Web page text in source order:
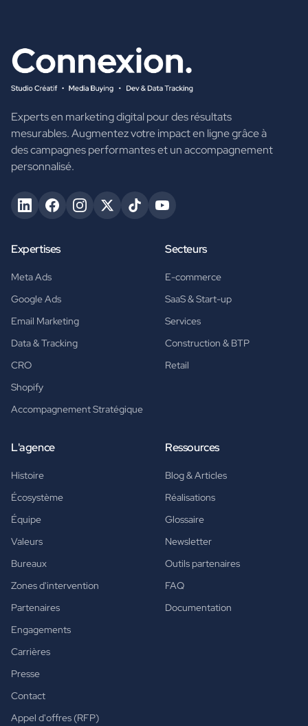
Experts en marketing digital pour des résultats
mesurables. Augmentez votre impact en ligne grâce à
des campagnes performantes et un accompagnement
personnalisé.
Expertises
Meta Ads
Google Ads
Email Marketing
Data & Tracking
CRO
Shopify
Accompagnement Stratégique
Secteurs
E-commerce
SaaS & Start-up
Services
Construction & BTP
Retail
L'agence
Histoire
Écosystème
Équipe
Valeurs
Bureaux
Zones d'intervention
Partenaires
Engagements
Carrières
Presse
Contact
Appel d'offres (RFP)
Ressources
Blog & Articles
Réalisations
Glossaire
Newsletter
Outils partenaires
FAQ
Documentation